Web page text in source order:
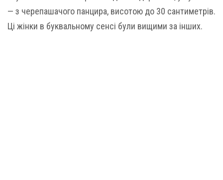
— з черепашачого панцира, висотою до 30 сантиметрів.
Ці жінки в буквальному сенсі були вищими за інших.